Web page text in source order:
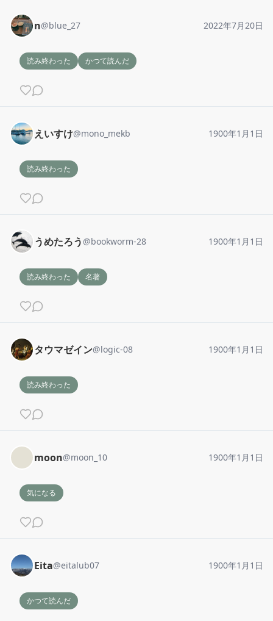
n@blue_27 2022年7月20日
読み終わった かつて読んだ
えいすけ@mono_mekb 1900年1月1日
読み終わった
うめたろう @bookworm-28 1900年1月1日
読み終わった 名著
タウマゼイン@logic-08 1900年1月1日
読み終わった
moon@moon_10 1900年1月1日
気になる
Eita@eitalub07 1900年1月1日
かつて読んだ